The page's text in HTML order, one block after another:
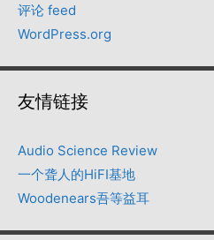
评论 feed
WordPress.org
友情链接
Audio Science Review
一个聋人的HiFI基地
Woodenears吾等益耳